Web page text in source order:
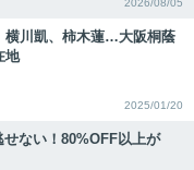
2026/08/05
横川凱、柿木蓮…大阪桐蔭
地
2025/01/20
ない！80%OFF以上が